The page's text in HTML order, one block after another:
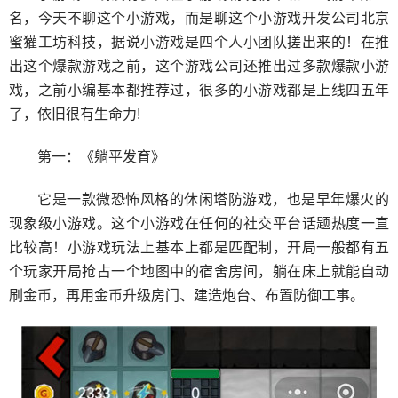
名，今天不聊这个小游戏，而是聊这个小游戏开发公司北京
蜜獾工坊科技，据说小游戏是四个人小团队搓出来的！在推
出这个爆款游戏之前，这个游戏公司还推出过多款爆款小游
戏，之前小编基本都推荐过，很多的小游戏都是上线四五年
了，依旧很有生命力!
第一：《躺平发育》
它是一款微恐怖风格的休闲塔防游戏，也是早年爆火的
现象级小游戏。这个小游戏在任何的社交平台话题热度一直
比较高！小游戏玩法上基本上都是匹配制，开局一般都有五
个玩家开局抢占一个地图中的宿舍房间，躺在床上就能自动
刷金币，再用金币升级房门、建造炮台、布置防御工事。